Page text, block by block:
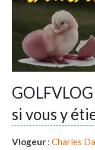
si vous y
Vlogeur : Charles